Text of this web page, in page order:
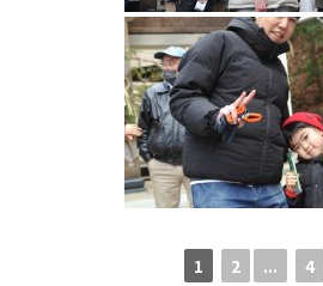
1 2 ... 4